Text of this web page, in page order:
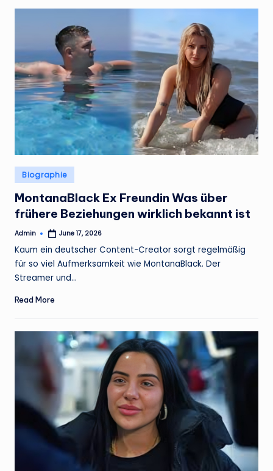
Posted
in
Biographie
MontanaBlack Ex Freundin Was über
frühere Beziehungen wirklich bekannt ist
Posted
Admin June 17, 2026
Kaum ein deutscher Content-Creator sorgt regelmäßig
für so viel Aufmerksamkeit wie MontanaBlack. Der
Streamer und…
Read More